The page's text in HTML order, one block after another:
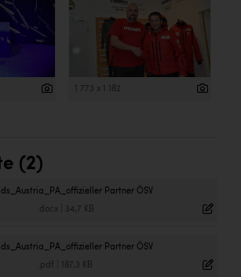
1 773 x 1 182
(2)
Partner ÖSV
.docx| 34,7 KB
Partner ÖSV
.pdf 187,3 KB